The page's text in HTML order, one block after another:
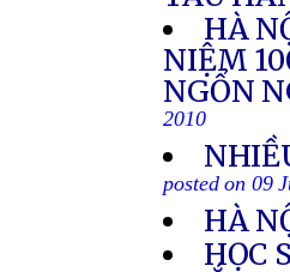
HÀ
NIỆM
NGỔN
2010
posted on 09
HÀ
HỌC